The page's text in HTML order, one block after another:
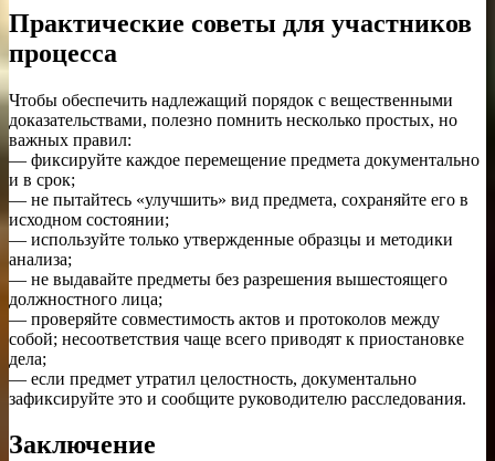
Практические советы для участников
процесса
Чтобы обеспечить надлежащий порядок с вещественными
доказательствами, полезно помнить несколько простых, но
важных правил:
— фиксируйте каждое перемещение предмета документально
и в срок;
— не пытайтесь «улучшить» вид предмета, сохраняйте его в
исходном состоянии;
— используйте только утвержденные образцы и методики
анализа;
— не выдавайте предметы без разрешения вышестоящего
должностного лица;
— проверяйте совместимость актов и протоколов между
собой; несоответствия чаще всего приводят к приостановке
дела;
— если предмет утратил целостность, документально
зафиксируйте это и сообщите руководителю расследования.
Заключение